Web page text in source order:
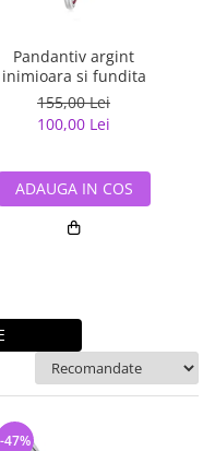
Pandantiv argint
inimioara si fundita
155,00 Lei
100,00 Lei
ADAUGA IN COS
-47%